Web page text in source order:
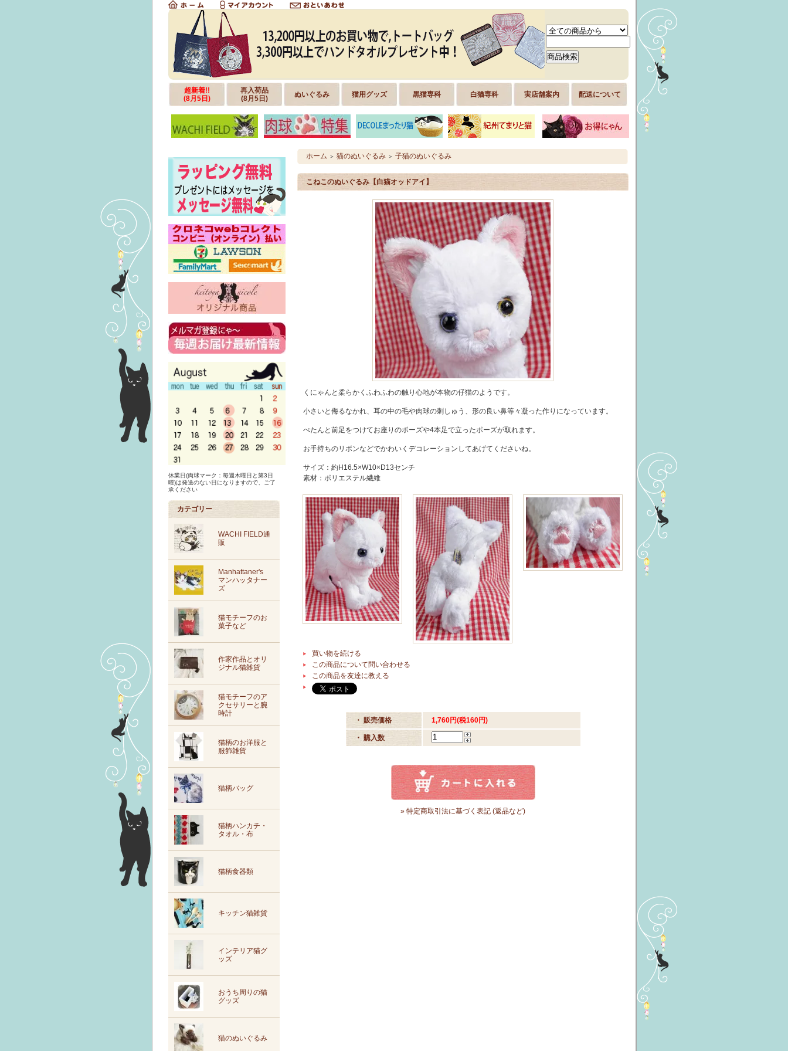
超新着!!
(8月5日)
再入荷品
(8月5日)
ぬいぐるみ 猫用グッズ 黒猫専科 白猫専科 実店舗案内 配送について
休業日(肉球マーク：毎週木曜日と第3日
曜)は発送のない日になりますので、ご了
承ください
カテゴリー
WACHI FIELD通
販
Manhattaner's
マンハッタナー
ズ
猫モチーフのお
菓子など
作家作品とオリ
ジナル猫雑貨
猫モチーフのア
クセサリーと腕
時計
猫柄のお洋服と
服飾雑貨
猫柄バッグ
猫柄ハンカチ・
タオル・布
猫柄食器類
キッチン猫雑貨
インテリア猫グ
ッズ
おうち周りの猫
グッズ
猫のぬいぐるみ
ホーム ＞ 猫のぬいぐるみ ＞ 子猫のぬいぐるみ
こねこのぬいぐるみ【白猫オッドアイ】
くにゃんと柔らかくふわふわの触り心地が本物の仔猫のようです。
小さいと侮るなかれ、耳の中の毛や肉球の刺しゅう、形の良い鼻等々凝った作りになっています。
ぺたんと前足をつけてお座りのポーズや4本足で立ったポーズが取れます。
お手持ちのリボンなどでかわいくデコレーションしてあげてくださいね。
サイズ：約H16.5×W10×D13センチ
素材：ポリエステル繊維
買い物を続ける
この商品について問い合わせる
この商品を友達に教える
・ 販売価格 1,760円(税160円)
・ 購入数
» 特定商取引法に基づく表記 (返品など)